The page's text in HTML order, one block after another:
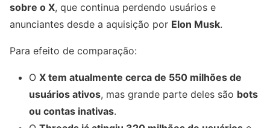
sobre o X, que continua perdendo usuários e
anunciantes desde a aquisição por Elon Musk.
Para efeito de comparação:
O X tem atualmente cerca de 550 milhões de
usuários ativos, mas grande parte deles são bots
ou contas inativas.